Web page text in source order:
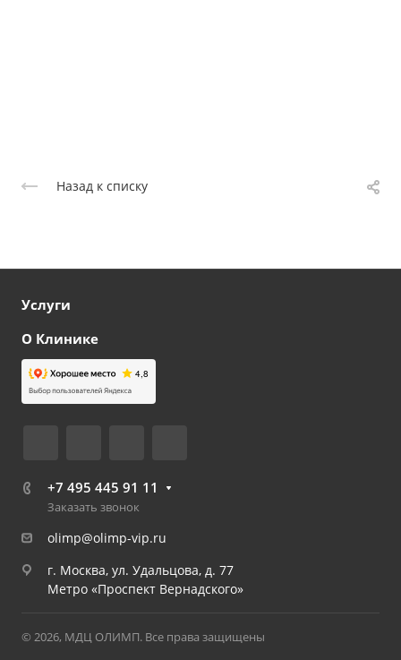
Назад к списку
Услуги
О Клинике
+7 495 445 91 11
Заказать звонок
olimp@olimp-vip.ru
г. Москва, ул. Удальцова, д. 77
Метро «Проспект Вернадского»
© 2026, МДЦ ОЛИМП. Все права защищены